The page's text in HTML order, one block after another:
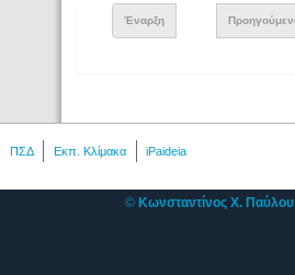
Έναρξη
ΠΣΔ Εκπ. Κλίμακα iPaideia
© Κωνσταντίνος Χ.